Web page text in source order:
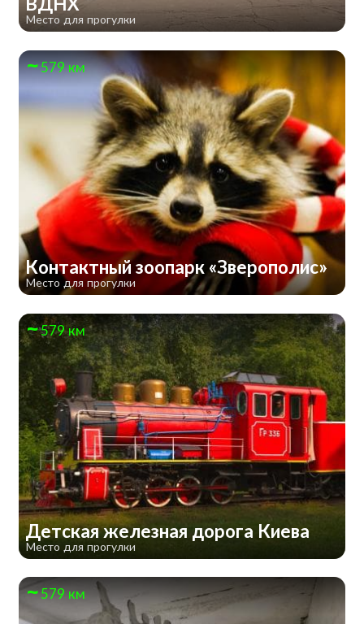
Место для прогулки
579 км
Контактный зоопарк «Зверополис»
Место для прогулки
579 км
Детская железная дорога Киева
Место для прогулки
579 км